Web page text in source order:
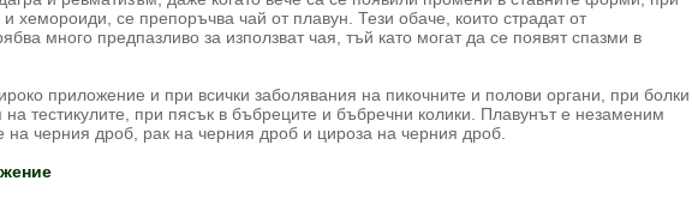
и хемороиди, се препоръчва чай от плавун. Тези обаче, които страдат от
много предпазливо за използват чая, тъй като могат да се появят спазми в
приложение и при всички заболявания на пикочните и полови органи, при болки
на тестикулите, при пясък в бъбреците и бъбречни колики. Плавунът е незаменим
на черния дроб, рак на черния дроб и цироза на черния дроб.